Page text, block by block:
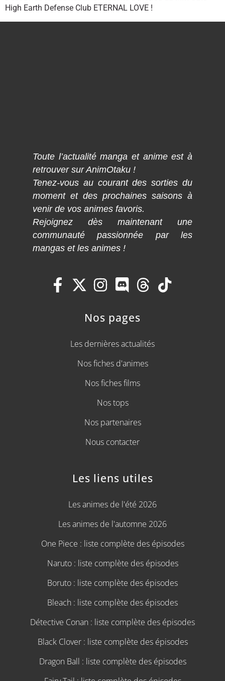
High Earth Defense Club ETERNAL LOVE !
Toute l’actualité manga et anime est à
retrouver sur AnimOtaku !
Tenez-vous au courant des sorties du
moment et des prochaines saisons à
venir de vos animes favoris.
Rejoignez dès maintenant une
communauté passionnée par les
mangas et les animes !
Nos pages
Les dernières actualités
Nos fiches d'animes
Nos fiches films
Nos tops
Nos partenaires
Nous contacter
Les liens utiles
Les animes de l'été 2026
Les animes de l'automne 2026
One Piece : liste complète des épisodes
Naruto : liste complète des épisodes
Boruto : liste complète des épisodes
Bleach : liste complète des épisodes
Détective Conan : liste complète des épisodes
Black Clover : liste complète des épisodes
Dragon Ball : liste complète des épisodes